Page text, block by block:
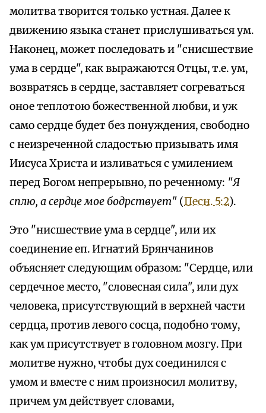
молитва творится только устная. Далее к
движению языка станет прислушиваться ум.
Наконец, может последовать и "снисшествие
ума в сердце", как выражаются Отцы, т.е. ум,
возвратясь в сердце, заставляет согреваться
оное теплотою божественной любви, и уж
само сердце будет без понуждения, свободно
с неизреченной сладостью призывать имя
Иисуса Христа и изливаться с умилением
перед Богом непрерывно, по реченному: "Я
сплю, а сердце мое бодрствует" (Песн. 5:2).
Это "нисшествие ума в сердце", или их
соединение еп. Игнатий Брянчанинов
объясняет следующим образом: "Сердце, или
сердечное место, "словесная сила", или дух
человека, присутствующий в верхней части
сердца, против левого сосца, подобно тому,
как ум присутствует в головном мозгу. При
молитве нужно, чтобы дух соединился с
умом и вместе с ним произносил молитву,
причем ум действует словами,